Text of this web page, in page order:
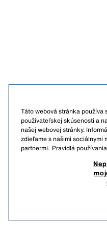
Táto webová stránka používa
používateľskej skúsenosti a
našej webovej stránky.
zdieľame s našimi sociálnymi
partnermi. Pravidlá